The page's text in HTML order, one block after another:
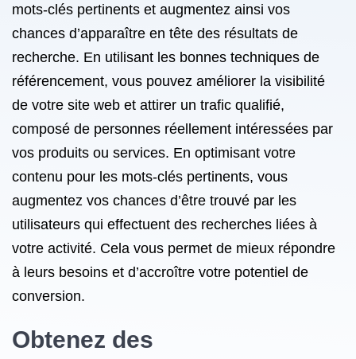
mots-clés pertinents et augmentez ainsi vos
chances d’apparaître en tête des résultats de
recherche. En utilisant les bonnes techniques de
référencement, vous pouvez améliorer la visibilité
de votre site web et attirer un trafic qualifié,
composé de personnes réellement intéressées par
vos produits ou services. En optimisant votre
contenu pour les mots-clés pertinents, vous
augmentez vos chances d’être trouvé par les
utilisateurs qui effectuent des recherches liées à
votre activité. Cela vous permet de mieux répondre
à leurs besoins et d’accroître votre potentiel de
conversion.
Obtenez des